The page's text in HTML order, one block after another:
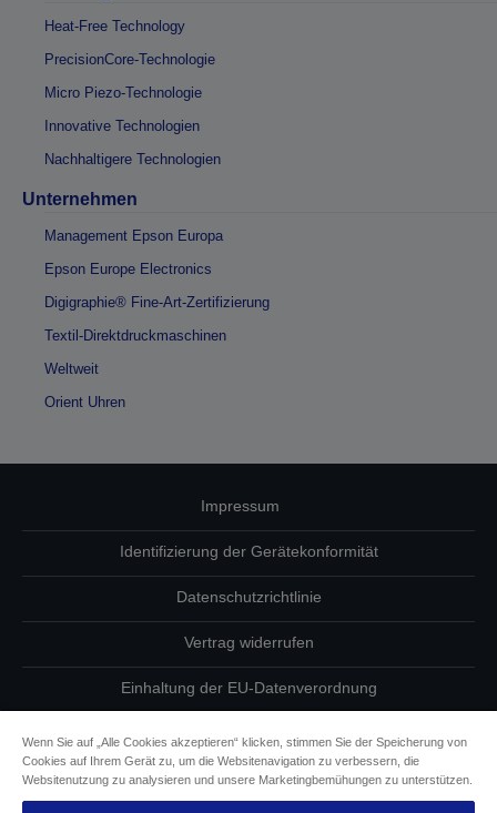
Heat-Free Technology
PrecisionCore-Technologie
Micro Piezo-Technologie
Innovative Technologien
Nachhaltigere Technologien
Unternehmen
Management Epson Europa
Epson Europe Electronics
Digigraphie® Fine-Art-Zertifizierung
Textil-Direktdruckmaschinen
Weltweit
Orient Uhren
Impressum
Identifizierung der Gerätekonformität
Datenschutzrichtlinie
Vertrag widerrufen
Einhaltung der EU-Datenverordnung
Informationen zu Cookies
Wenn Sie auf „Alle Cookies akzeptieren“ klicken, stimmen Sie der Speicherung von
Cookies auf Ihrem Gerät zu, um die Websitenavigation zu verbessern, die
Websitenutzung zu analysieren und unsere Marketingbemühungen zu unterstützen.